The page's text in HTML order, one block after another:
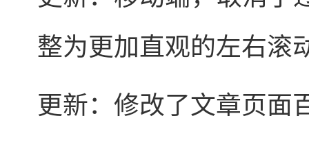
整为更加直观的左右滚
更新：修改了文章页面